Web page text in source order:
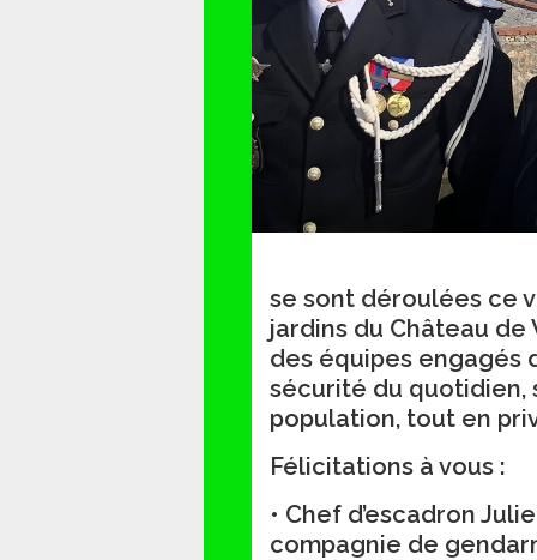
se sont déroulées ce
jardins du Château de
des équipes engagés
sécurité du
population, tout en
Félicitations à vous :
• Chef d’escadron
compagnie de